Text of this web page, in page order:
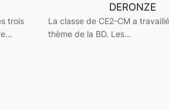
trois
DERONZE
La classe de CE2-CM a
thème de la BD. Les…